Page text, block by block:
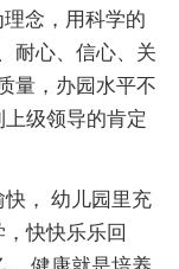
念，用科学的
耐心、信心、关
量，办园水平不
级领导的肯定
， 幼儿园里充
快快乐乐回